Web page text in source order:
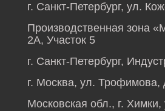
г. Санкт-Петербург, ул.
Производственная зона
2А, Участок 5
г. Санкт-Петербург,
г. Москва, ул. Трофимова,
Московская обл., г.